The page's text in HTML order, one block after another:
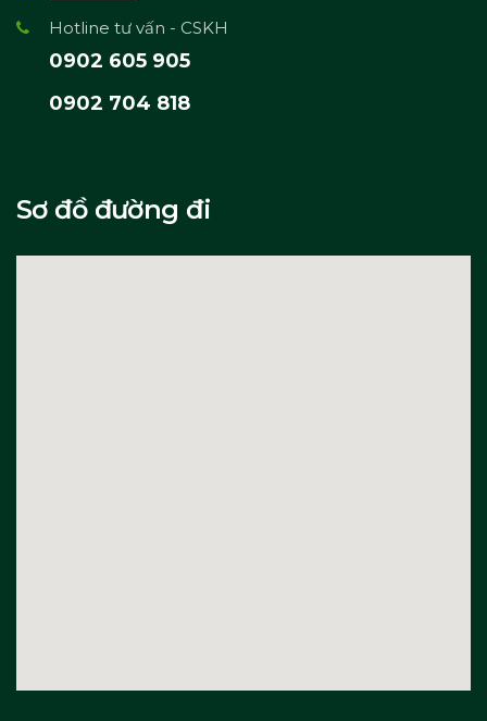
Hotline tư vấn - CSKH
0902 605 905
0902 704 818
Sơ đồ đường đi